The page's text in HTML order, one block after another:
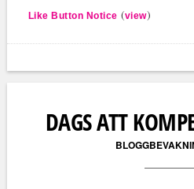
Like Button Notice (view)
DAGS ATT